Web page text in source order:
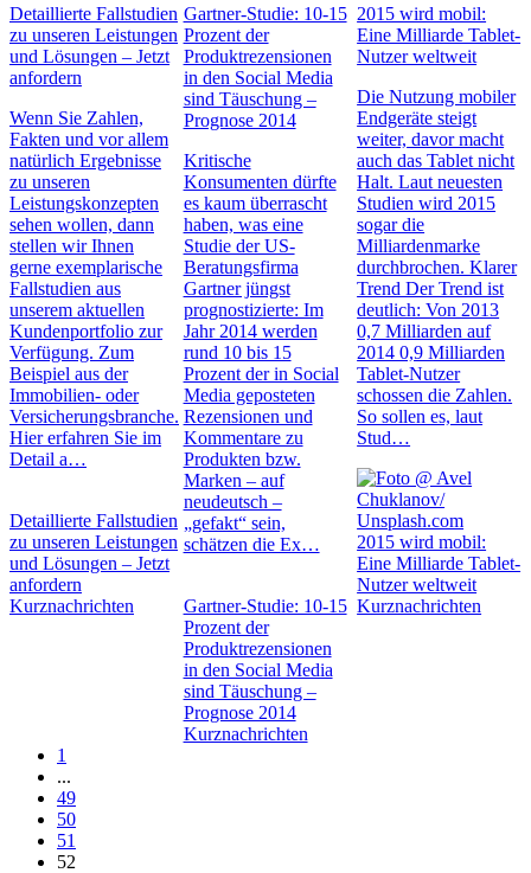
Detaillierte Fallstudien
zu unseren Leistungen
und Lösungen – Jetzt
anfordern
Wenn Sie Zahlen,
Fakten und vor allem
natürlich Ergebnisse
zu unseren
Leistungskonzepten
sehen wollen, dann
stellen wir Ihnen
gerne exemplarische
Fallstudien aus
unserem aktuellen
Kundenportfolio zur
Verfügung. Zum
Beispiel aus der
Immobilien- oder
Versicherungsbranche.
Hier erfahren Sie im
Detail a…
Detaillierte Fallstudien
zu unseren Leistungen
und Lösungen – Jetzt
anfordern
Kurznachrichten
Gartner-Studie: 10-15
Prozent der
Produktrezensionen
in den Social Media
sind Täuschung –
Prognose 2014
Kritische
Konsumenten dürfte
es kaum überrascht
haben, was eine
Studie der US-
Beratungsfirma
Gartner jüngst
prognostizierte: Im
Jahr 2014 werden
rund 10 bis 15
Prozent der in Social
Media geposteten
Rezensionen und
Kommentare zu
Produkten bzw.
Marken – auf
neudeutsch –
„gefakt“ sein,
schätzen die Ex…
Gartner-Studie: 10-15
Prozent der
Produktrezensionen
in den Social Media
sind Täuschung –
Prognose 2014
Kurznachrichten
2015 wird mobil:
Eine Milliarde Tablet-
Nutzer weltweit
Die Nutzung mobiler
Endgeräte steigt
weiter, davor macht
auch das Tablet nicht
Halt. Laut neuesten
Studien wird 2015
sogar die
Milliardenmarke
durchbrochen. Klarer
Trend Der Trend ist
deutlich: Von 2013
0,7 Milliarden auf
2014 0,9 Milliarden
Tablet-Nutzer
schossen die Zahlen.
So sollen es, laut
Stud…
2015 wird mobil:
Eine Milliarde Tablet-
Nutzer weltweit
Kurznachrichten
1
...
49
50
51
52